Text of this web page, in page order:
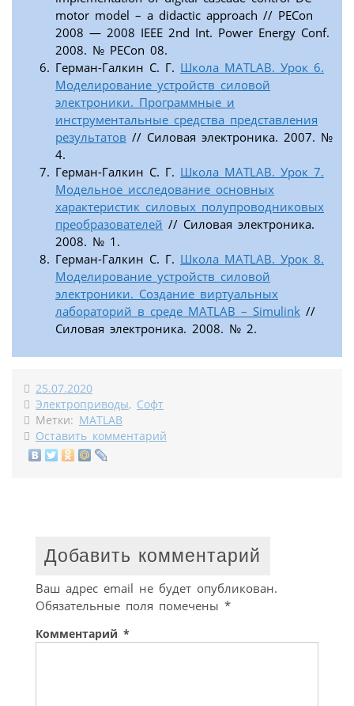
motor model – a didactic approach // PECon
2008 — 2008 IEEE 2nd Int. Power Energy Conf.
2008. № PECon 08.
Герман-Галкин С. Г. Школа MATLAB. Урок 6.
Моделирование устройств силовой
электроники. Программные и
инструментальные средства представления
результатов // Силовая электроника. 2007. №
4.
Герман-Галкин С. Г. Школа MATLAB. Урок 7.
Модельное исследование основных
характеристик силовых полупроводниковых
преобразователей // Силовая электроника.
2008. № 1.
Герман-Галкин С. Г. Школа MATLAB. Урок 8.
Моделирование устройств силовой
электроники. Создание виртуальных
лабораторий в среде MATLAB – Simulink //
Силовая электроника. 2008. № 2.
25.07.2020
Электроприводы, Софт
Метки: MATLAB
Оставить комментарий
Добавить комментарий
Ваш адрес email не будет опубликован.
Обязательные поля помечены *
Комментарий *